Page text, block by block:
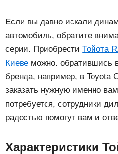
Если вы давно искали
автомобиль, обратите
серии. ПриобрестиТойота
Киеве можно, обратившись
бренда, например, в Toyota
заказать нужную именно
потребуется, сотрудники
радостью помогут вам и
Характеристики